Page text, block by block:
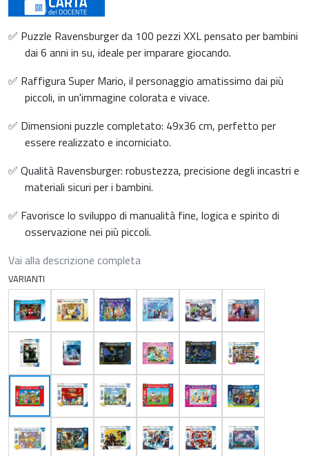
✅ Puzzle Ravensburger da 100 pezzi XXL pensato per bambini
dai 6 anni in su, ideale per imparare giocando.
✅ Raffigura Super Mario, il personaggio amatissimo dai più
piccoli, in un'immagine colorata e vivace.
✅ Dimensioni puzzle completato: 49x36 cm, perfetto per
essere realizzato e incorniciato.
✅ Qualità Ravensburger: robustezza, precisione degli incastri e
materiali sicuri per i bambini.
✅ Favorisce lo sviluppo di manualità fine, logica e spirito di
osservazione nei più piccoli.
Vai alla descrizione completa
VARIANTI